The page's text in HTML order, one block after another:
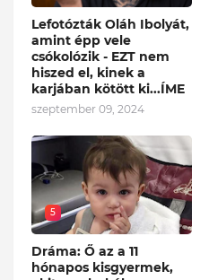
Lefotózták Oláh Ibolyát,
amint épp vele
csókolózik - EZT nem
hiszed el, kinek a
karjában kötött ki...ÍME
szeptember 09, 2024
5
Dráma: Ő az a 11
hónapos kisgyermek,